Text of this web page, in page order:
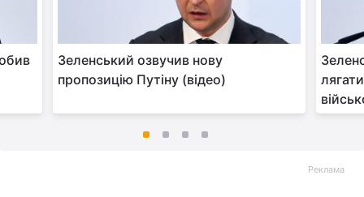
Зеленський озвучив нову
пропозицію Путіну (відео)
Реклама